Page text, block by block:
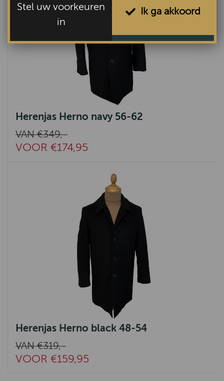
Herenjas Herno navy 56-62
VAN €349,-
VOOR €174,95
Herenjas Herno black 48-54
VAN €319,-
VOOR €159,95
Stel uw voorkeuren
in
Ik ga akkoord